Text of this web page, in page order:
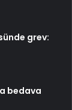
grev:
bedava